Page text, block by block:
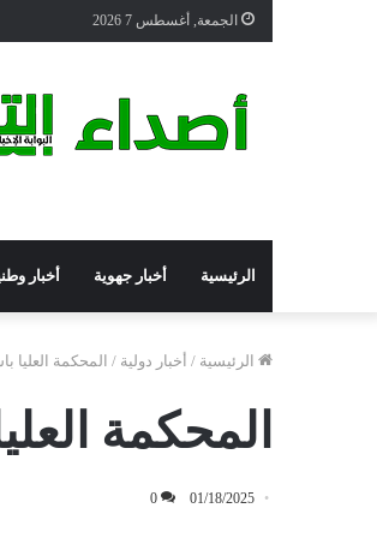
الجمعة, أغسطس 7 2026
الرئيسية أخبار جهوية أخبار
الرئيسية / أخبار دولية / المحكمة
المحكمة
01/18/2025
0